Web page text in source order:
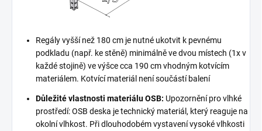
Regály vyšší než 180 cm je nutné ukotvit k pevnému
podkladu (např. ke stěně) minimálně ve dvou místech (1x v
každé stojině) ve výšce cca 190 cm vhodným kotvícím
materiálem. Kotvící materiál není součástí balení
Důležité vlastnosti materiálu OSB: Upozornění pro vlhké
prostředí: OSB deska je technický materiál, který reaguje na
okolní vlhkost. Při dlouhodobém vystavení vysoké vlhkosti